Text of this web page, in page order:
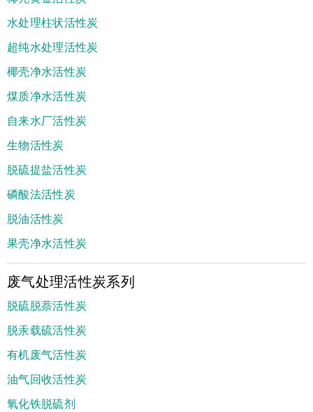
水处理柱状活性炭
超纯水处理活性炭
椰壳净水活性炭
煤质净水活性炭
自来水厂活性炭
生物活性炭
脱硫提盐活性炭
磷酸法活性炭
脱油活性炭
果壳净水活性炭
废气处理活性炭系列
脱硫脱萘活性炭
脱汞载硫活性炭
有机废气活性炭
油气回收活性炭
氧化铁脱硫剂